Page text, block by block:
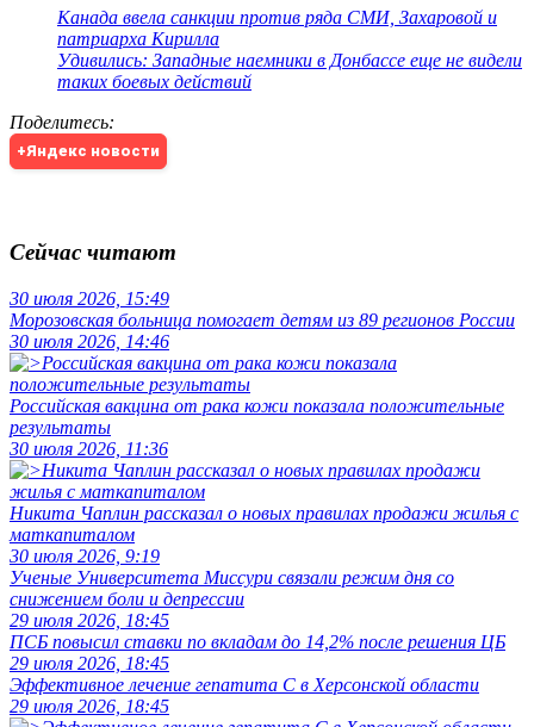
Канада ввела санкции против ряда СМИ, Захаровой и
патриарха Кирилла
Удивились: Западные наемники в Донбассе еще не видели
таких боевых действий
Поделитесь:
+Яндекс новости
Сейчас читают
30 июля 2026, 15:49
Морозовская больница помогает детям из 89 регионов России
30 июля 2026, 14:46
Российская вакцина от рака кожи показала положительные
результаты
30 июля 2026, 11:36
Никита Чаплин рассказал о новых правилах продажи жилья с
маткапиталом
30 июля 2026, 9:19
Ученые Университета Миссури связали режим дня со
снижением боли и депрессии
29 июля 2026, 18:45
ПСБ повысил ставки по вкладам до 14,2% после решения ЦБ
29 июля 2026, 18:45
Эффективное лечение гепатита C в Херсонской области
29 июля 2026, 18:45